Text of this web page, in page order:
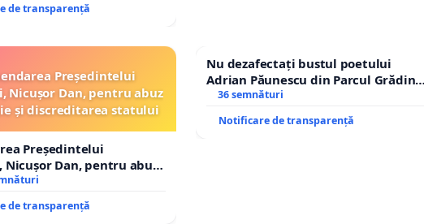
de transparență
Președintelui
Nicușor Dan, pentru abuz
și discreditarea statului
Președintelui
Nicușor Dan, pentru abuz
și discreditarea statului
de transparență
Nu dezafectați bustul poetului
Adrian Păunescu din Parcul Grădina
Icoanei! Stop cenzurii culturale!
36 semnături
Notificare de transparență